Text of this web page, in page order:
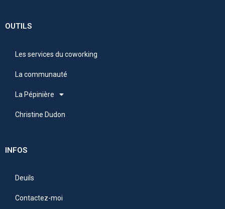
OUTILS
Les services du coworking
La communauté
La Pépinière
Christine Dudon
INFOS
Deuils
Contactez-moi